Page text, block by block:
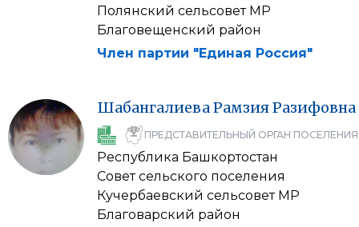
Полянский сельсовет МР
Благовещенский район
Член партии "Единая Россия"
ШабангалиеваРамзияРазифовна
ПРЕДСТАВИТЕЛЬНЫЙ ОРГАН ПОСЕЛЕНИЯ
Республика Башкортостан
Совет сельского поселения
Кучербаевский сельсовет МР
Благоварский район